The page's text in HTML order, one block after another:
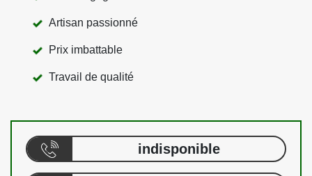
Artisan passionné
Prix imbattable
Travail de qualité
indisponible